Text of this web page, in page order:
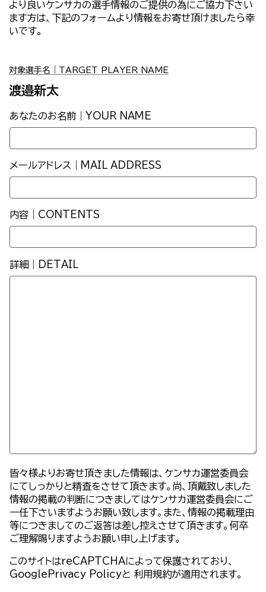
より良いケンサカの選手情報のご提供の為にご協力下さい
ます方は、下記のフォームより情報をお寄せ頂けましたら幸
いです。
対象選手名｜TARGET PLAYER NAME
渡邉新太
あなたのお名前｜YOUR NAME
メールアドレス｜MAIL ADDRESS
内容｜CONTENTS
詳細｜DETAIL
皆々様よりお寄せ頂きました情報は、ケンサカ運営委員会
にてしっかりと精査をさせて頂きます。尚、頂戴致しました
情報の掲載の判断につきましてはケンサカ運営委員会にご
一任下さいますようお願い致します。また、情報の掲載理由
等につきましてのご返答は差し控えさせて頂きます。何卒
ご理解賜りますようお願い申し上げます。
このサイトはreCAPTCHAによって保護されており、
GooglePrivacy Policyと 利用規約が適用されます。